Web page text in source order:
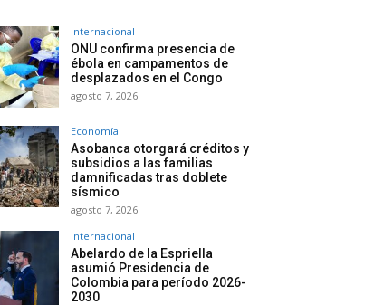
Internacional
ONU confirma presencia de
ébola en campamentos de
desplazados en el Congo
agosto 7, 2026
Economía
Asobanca otorgará créditos y
subsidios a las familias
damnificadas tras doblete
sísmico
agosto 7, 2026
Internacional
Abelardo de la Espriella
asumió Presidencia de
Colombia para período 2026-
2030